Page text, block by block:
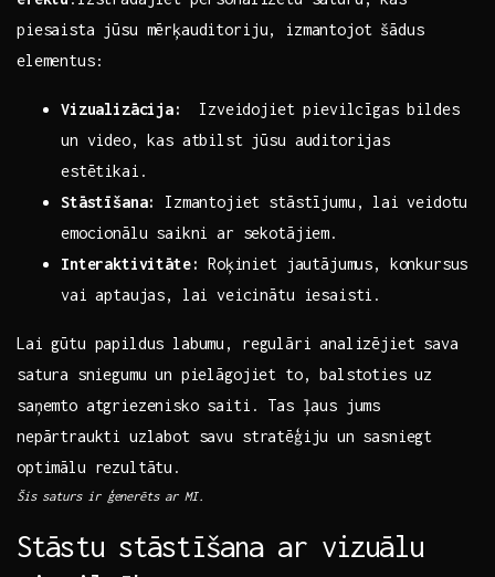
piesaista jūsu mērķauditoriju,‌ izmantojot šādus
elementus:‌
Vizualizācija:
⁤ Izveidojiet pievilcīgas ​bildes
un video, kas atbilst jūsu auditorijas
estētikai.
Stāstīšana:
Izmantojiet stāstījumu, ⁤lai veidotu⁢
emocionālu saikni ar sekotājiem.
Interaktivitāte: ⁣Roķiniet jautājumus, ​konkursus
vai aptaujas, lai veicinātu iesaisti.
Lai gūtu papildus labumu, regulāri⁢ analizējiet sava⁢
satura⁢ sniegumu un pielāgojiet to, balstoties uz
saņemto atgriezenisko saiti. Tas⁣ ļaus jums
nepārtraukti uzlabot savu stratēģiju⁣ un sasniegt
optimālu rezultātu.
Šis saturs ir ​ģenerēts ar MI.
Stāstu stāstīšana ar vizuālu​